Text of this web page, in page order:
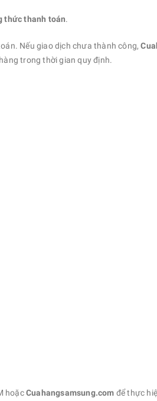
thức thanh toán.
Nếu giao dịch chưa thành công,
trong thời gian quy định.
hoặc Cuahangsamsung.com để thực